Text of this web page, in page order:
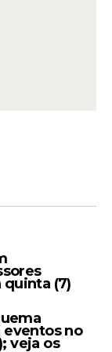
(7)
eventos no
veja os